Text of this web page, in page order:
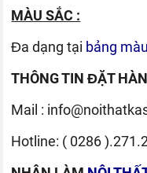
MÀU SẮC :
Đa dạng tại bảng
THÔNG TIN ĐẶT
Mail :
Hotline: ( 0286